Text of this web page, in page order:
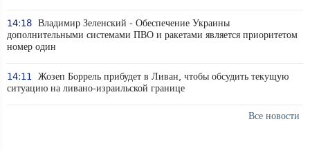
14:18 Владимир Зеленский - Обеспечение Украины
дополнительными системами ПВО и ракетами является приоритетом
номер один
14:11 Жозеп Боррель прибудет в Ливан, чтобы обсудить текущую
ситуацию на ливано-израильской границе
Все новости